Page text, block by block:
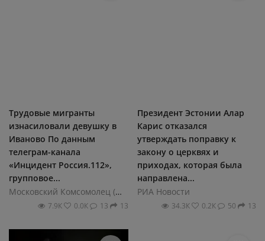
Трудовые мигранты
изнасиловали девушку в
Иваново По данным
телеграм-канала
«Инцидент Россия.112»,
групповое...
Московский Комсомолец (МК)
7.9К 0.0К 13 13
Президент Эстонии Алар
Карис отказался
утверждать поправку к
закону о церквях и
приходах, которая была
направлена...
РИА Новости
34.3К 0.2К 50 13